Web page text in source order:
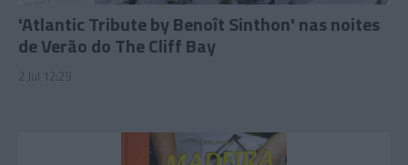
'Atlantic Tribute by Benoît Sinthon' nas noites
de Verão do The Cliff Bay
2 Jul 12:29